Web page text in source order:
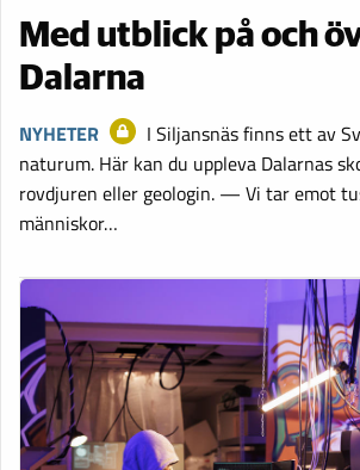
Med utblick på och
Dalarna
NYHETER
I Siljansnäs finns ett av
naturum. Här kan du uppleva Dalarnas
rovdjuren eller geologin. — Vi tar emot
människor…